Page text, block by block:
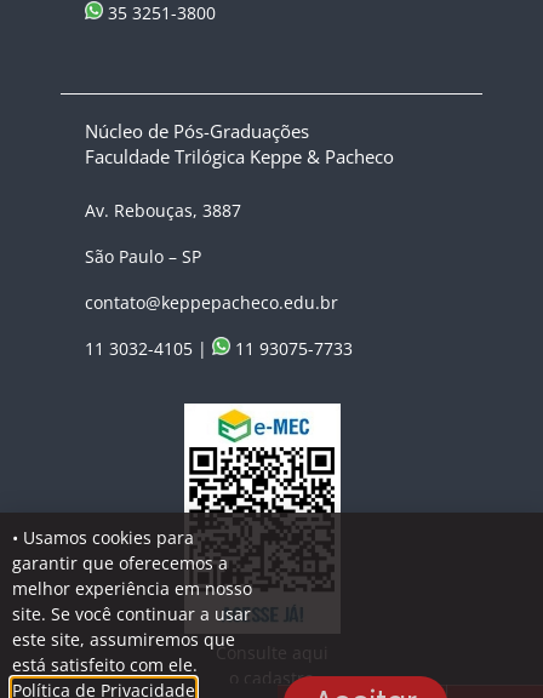
35 3251-3800
Núcleo de Pós-Graduações
Faculdade Trilógica Keppe & Pacheco
Av. Rebouças, 3887
São Paulo – SP
contato@keppepacheco.edu.br
11 3032-4105 |
11 93075-7733
Consulte aqui
o cadastro
• Usamos cookies para
garantir que oferecemos a
melhor experiência em nosso
site. Se você continuar a usar
este site, assumiremos que
está satisfeito com ele.
Política de Privacidade